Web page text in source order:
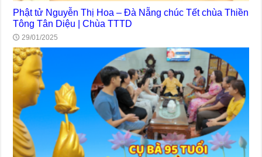
Phật tử Nguyễn Thị Hoa – Đà Nẵng chúc Tết chùa Thiền
Tông Tân Diệu | Chùa TTTD
29/01/2025